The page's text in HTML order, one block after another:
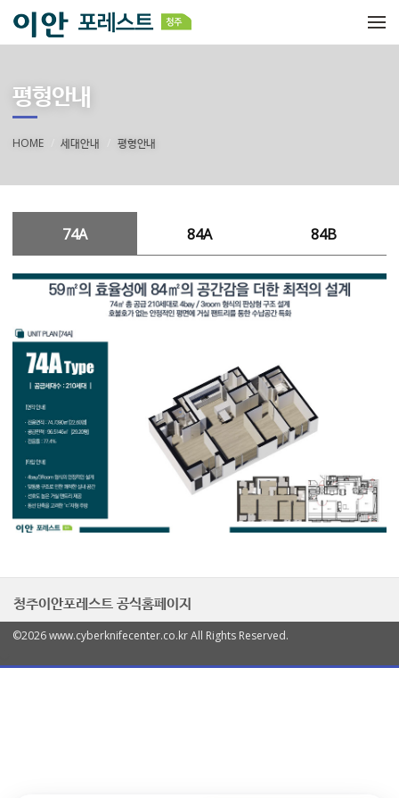
메뉴 건너뛰기
평형안내
HOME 세대안내 평형안내
74A 84A 84B
청주이안포레스트 공식홈페이지
©2026 www.cyberknifecenter.co.kr All Rights Reserved.